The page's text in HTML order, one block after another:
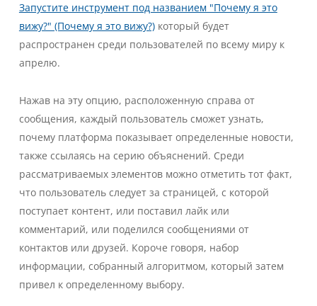
Запустите инструмент под названием "Почему я это
вижу?" (Почему я это вижу?)который будет
распространен среди пользователей по всему миру к
апрелю.
Нажав на эту опцию, расположенную справа от
сообщения, каждый пользователь сможет узнать,
почему платформа показывает определенные новости,
также ссылаясь на серию объяснений. Среди
рассматриваемых элементов можно отметить тот факт,
что пользователь следует за страницей, с которой
поступает контент, или поставил лайк или
комментарий, или поделился сообщениями от
контактов или друзей. Короче говоря, набор
информации, собранный алгоритмом, который затем
привел к определенному выбору.